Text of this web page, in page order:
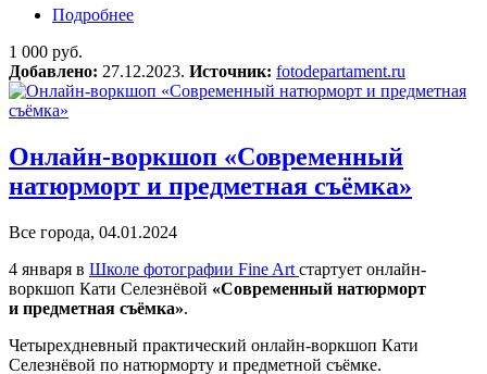
Подробнее
1 000 руб.
Добавлено: 27.12.2023. Источник: fotodepartament.ru
Онлайн-воркшоп «Современный
натюрморт и предметная съёмка»
Все города, 04.01.2024
4 января в Школе фотографии Fine Art стартует онлайн-
воркшоп Кати Селезнёвой «Современный натюрморт
и предметная съёмка».
Четырехдневный практический онлайн-воркшоп Кати
Селезнёвой по натюрморту и предметной съёмке.